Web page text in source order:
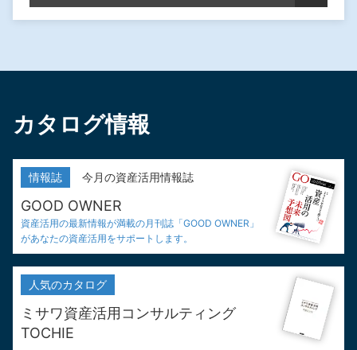
カタログ情報
情報誌 今月の資産活用情報誌
GOOD OWNER
資産活用の最新情報が満載の月刊誌「GOOD OWNER」
があなたの資産活用をサポートします。
人気のカタログ
ミサワ資産活用 コンサルティング
TOCHIE